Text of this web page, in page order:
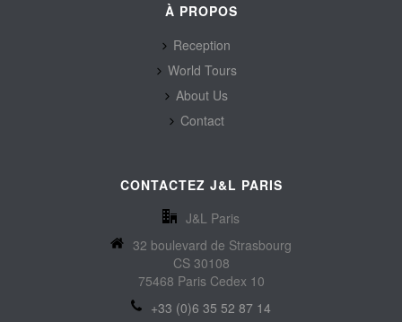
À PROPOS
Reception
World Tours
About Us
Contact
CONTACTEZ J&L PARIS
J&L Paris
32 boulevard de Strasbourg
CS 30108
75468 Paris Cedex 10
+33 (0)6 35 52 87 14